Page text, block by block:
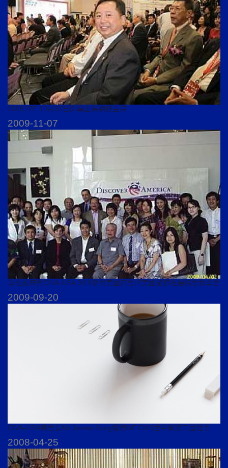
2009 ITF 10月30日開幕由馬總統主持
2009-11-07
塞班政府與CIVA-USA 9/18參與美國商會的美國旅遊推展協會秋季會
2009-09-20
CIVA-USA總會長Mr.James Sung獲選WFCMS世中聯第二屆理事
2008-04-25